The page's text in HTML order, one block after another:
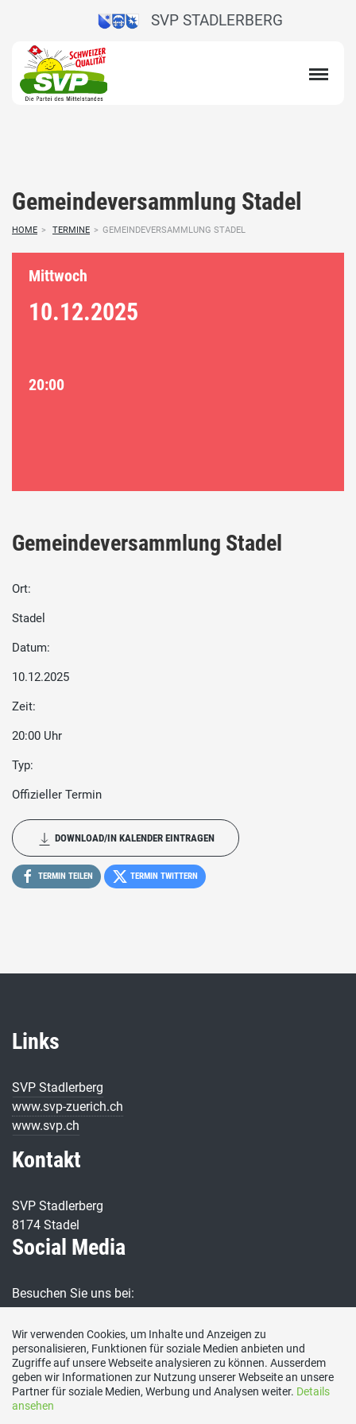
SVP STADLERBERG
Gemeindeversammlung Stadel
HOME > TERMINE > GEMEINDEVERSAMMLUNG STADEL
Mittwoch
10.12.2025
20:00
Gemeindeversammlung Stadel
Ort:
Stadel
Datum:
10.12.2025
Zeit:
20:00 Uhr
Typ:
Offizieller Termin
DOWNLOAD/IN KALENDER EINTRAGEN
TERMIN TEILEN TERMIN TWITTERN
Links
SVP Stadlerberg
www.svp-zuerich.ch
www.svp.ch
Kontakt
SVP Stadlerberg
8174 Stadel
Social Media
Besuchen Sie uns bei:
Webmaster
Wir verwenden Cookies, um Inhalte und Anzeigen zu
personalisieren, Funktionen für soziale Medien anbieten und
Zugriffe auf unsere Webseite analysieren zu können. Ausserdem
geben wir Informationen zur Nutzung unserer Webseite an unsere
Partner für soziale Medien, Werbung und Analysen weiter. Details
ansehen